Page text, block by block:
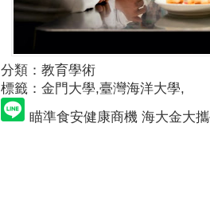
分類：教育學術
標籤：金門大學,臺灣海洋大學,
瞄準食安健康商機 海大金大